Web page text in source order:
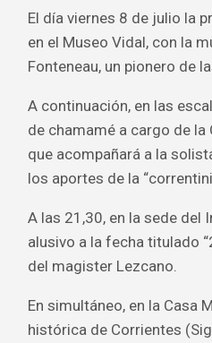
El día viernes 8 de julio la
en el Museo Vidal, con la
Fonteneau, un pionero de
A continuación, en las
de chamamé a cargo de
que acompañará a la
los aportes de la
A las 21,30, en la sede del
alusivo a la fecha titulado
del magister Lezcano.
En simultáneo, en la Casa
histórica de Corrientes